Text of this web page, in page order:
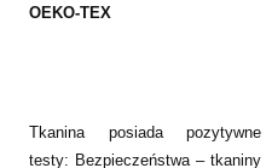
OEKO-TEX
Tkanina posiada pozytywne
testy: Bezpieczeństwa – tkaniny